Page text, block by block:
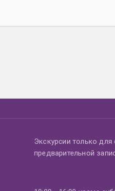
Экскурсии только для
предварительной